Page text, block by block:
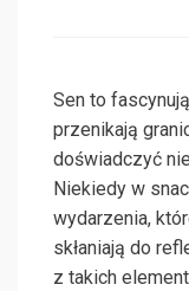
Sen to
przenikają
doświadczyć
Niekiedy w
wydarzenia,
skłaniają do
z takich